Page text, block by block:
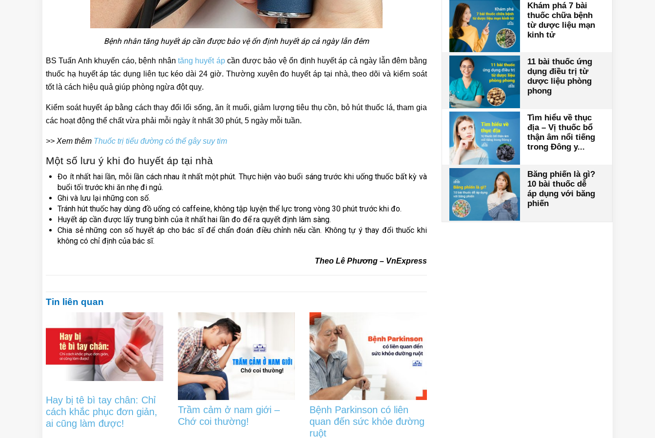
Bệnh nhân tăng huyết áp cần được bảo vệ ổn định huyết áp cả ngày lẫn đêm
BS Tuấn Anh khuyến cáo, bệnh nhântăng huyết ápcần được bảo vệ ổn định huyết áp cả ngày lẫn đêm bằng
thuốc hạ huyết áp tác dụng liên tục kéo dài 24 giờ. Thường xuyên đo huyết áp tại nhà, theo dõi và kiểm soát
tốt là cách hiệu quả giúp phòng ngừa đột quỵ.
Kiểm soát huyết áp bằng cách thay đổi lối sống, ăn ít muối, giảm lượng tiêu thụ cồn, bỏ hút thuốc lá, tham gia
các hoạt động thể chất vừa phải mỗi ngày ít nhất 30 phút, 5 ngày mỗi tuần.
>> Xem thêm Thuốc trị tiểu đường có thể gây suy tim
Một số lưu ý khi đo huyết áp tại nhà
Đo ít nhất hai lần, mỗi lần cách nhau ít nhất một phút. Thực hiện vào buổi sáng trước khi uống thuốc bất kỳ và
buổi tối trước khi ăn nhẹ đi ngủ.
Ghi và lưu lại những con số.
Tránh hút thuốc hay dùng đồ uống có caffeine, không tập luyện thể lực trong vòng 30 phút trước khi đo.
Huyết áp cần được lấy trung bình của ít nhất hai lần đo để ra quyết định lâm sàng.
Chia sẻ những con số huyết áp cho bác sĩ để chẩn đoán điều chỉnh nếu cần. Không tự ý thay đổi thuốc khi
không có chỉ định của bác sĩ.
Theo Lê Phương – VnExpress
Tin liên quan
Hay bị tê bì tay chân: Chỉ
cách khắc phục đơn giản,
ai cũng làm được!
Trầm cảm ở nam giới –
Chớ coi thường!
Bệnh Parkinson có liên
quan đến sức khỏe đường
ruột
Khám phá 7 bài
thuốc chữa bệnh
từ dược liệu mạn
kinh tử
11 bài thuốc ứng
dụng điều trị từ
dược liệu phòng
phong
Tìm hiểu về thục
địa – Vị thuốc bổ
thận âm nổi tiếng
trong Đông y...
Băng phiến là gì?
10 bài thuốc dễ
áp dụng với băng
phiến